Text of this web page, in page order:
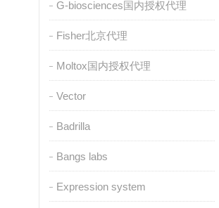
G-biosciences国内授权代理
Fisher北京代理
Moltox国内授权代理
Vector
Badrilla
Bangs labs
Expression system